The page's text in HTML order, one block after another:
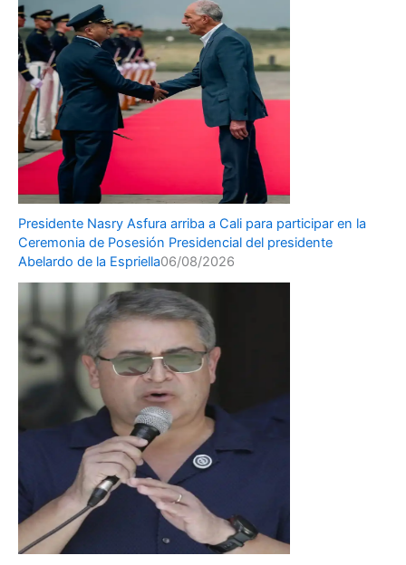
Presidente Nasry Asfura arriba a Cali para participar en la
Ceremonia de Posesión Presidencial del presidente
Abelardo de la Espriella06/08/2026